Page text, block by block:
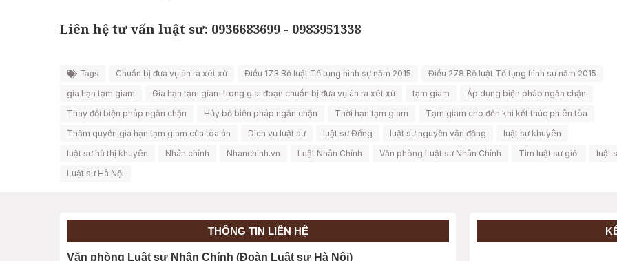
Liên hệ tư vấn luật sư: 0936683699 - 0983951338
Tags Chuẩn bị đưa vụ án ra xét xử Điều 173 Bộ luật Tố tụng hình sự năm 2015
Điều 278 Bộ luật Tố tụng hình sự năm 2015
gia hạn tạm giam
Gia hạn tạm giam trong giai đoạn chuẩn bị đưa vụ án ra xét xử tạm giam
Áp dụng biện pháp ngăn chặn
Thay đổi biện pháp ngăn chặn
Hủy bỏ biện pháp ngăn chặn Thời hạn tạm giam
Tạm giam cho đến khi kết thúc phiên tòa
Thẩm quyền gia hạn tạm giam của tòa án
Dịch vụ luật sư luật sư Đồng luật sư nguyễn văn đồng
luật sư khuyên
luật sư hà thị khuyên
Nhân chính Nhanchinh.vn Luật Nhân Chính Văn phòng Luật sư Nhân Chính Tìm luật sư giỏi
luật
Luật sư Hà Nội
THÔNG TIN LIÊN HỆ
Văn phòng Luật sư Nhân Chính (Đoàn Luật sư Hà Nội)